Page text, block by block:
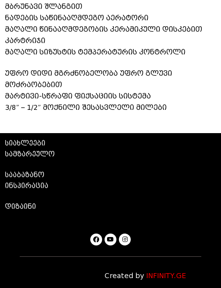
მბრუნავი შლანგით
ნადების საწინააღმდეგო აერატორი
მაღალი წინააღმდეგობის კერამიკული დისკებით
კარტრიჯი
მაღალი სიზუსტის ტემპერატურის კონტროლი
უფრო დიდი მგრძნობელობა უფრო გლუვი
მოძრაობებით
მარტივი-სწრაფი ფიქსაციის სისტემა
3/8″ – 1/2″ მოქნილი შესასვლელი მილები
სიახლეები
სამზარეულო
სააბაზანო
ინსპირაცია
დიზაინი
Created by INFINITY.GE